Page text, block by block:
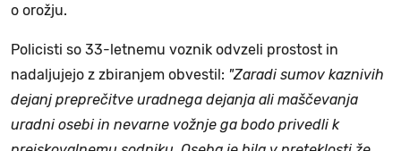
o orožju.
Policisti so 33-letnemu voznik odvzeli prostost in
nadaljujejo z zbiranjem obvestil: "Zaradi sumov kaznivih
dejanj preprečitve uradnega dejanja ali maščevanja
uradni osebi in nevarne vožnje ga bodo privedli k